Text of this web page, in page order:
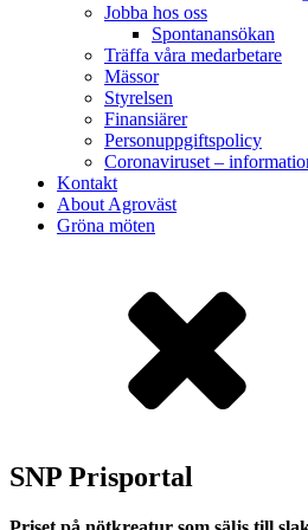
Jobba hos oss
Spontanansökan
Träffa våra medarbetare
Mässor
Styrelsen
Finansiärer
Personuppgiftspolicy
Coronaviruset –
Kontakt
About Agroväst
Gröna möten
SNP Prisportal